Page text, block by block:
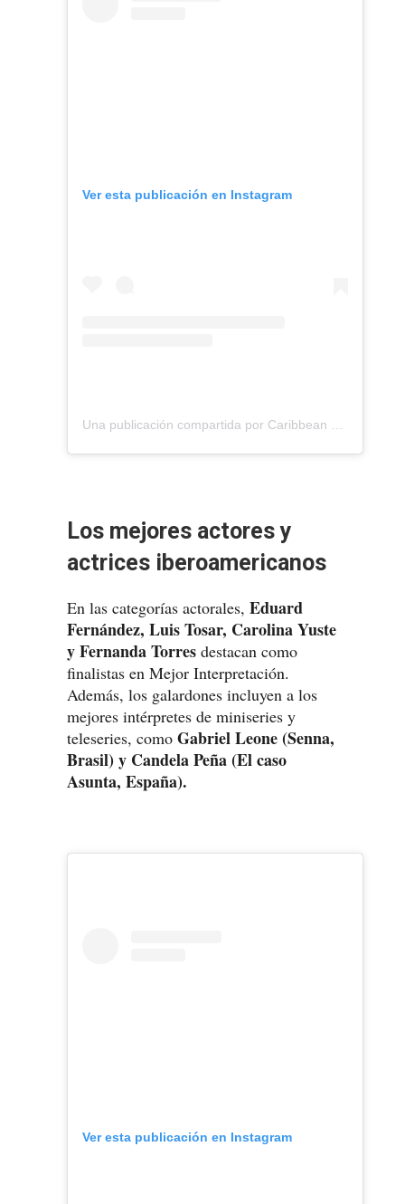
Ver esta publicación en Instagram
Una publicación compartida por Caribbean Cinemas Puerto Rico (@caribbeancinemas)
Los mejores actores y
actrices iberoamericanos
En las categorías actorales, Eduard
Fernández, Luis Tosar, Carolina Yuste
y Fernanda Torres destacan como
finalistas en Mejor Interpretación.
Además, los galardones incluyen a los
mejores intérpretes de miniseries y
teleseries, como Gabriel Leone (Senna,
Brasil) y Candela Peña (El caso
Asunta, España).
Ver esta publicación en Instagram